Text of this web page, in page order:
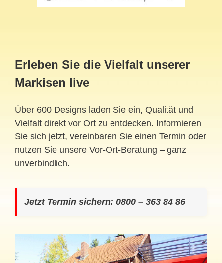
Erleben Sie die Vielfalt unserer
Markisen live
Über 600 Designs laden Sie ein, Qualität und
Vielfalt direkt vor Ort zu entdecken. Informieren
Sie sich jetzt, vereinbaren Sie einen Termin oder
nutzen Sie unsere Vor-Ort-Beratung – ganz
unverbindlich.
Jetzt Termin sichern: 0800 – 363 84 86